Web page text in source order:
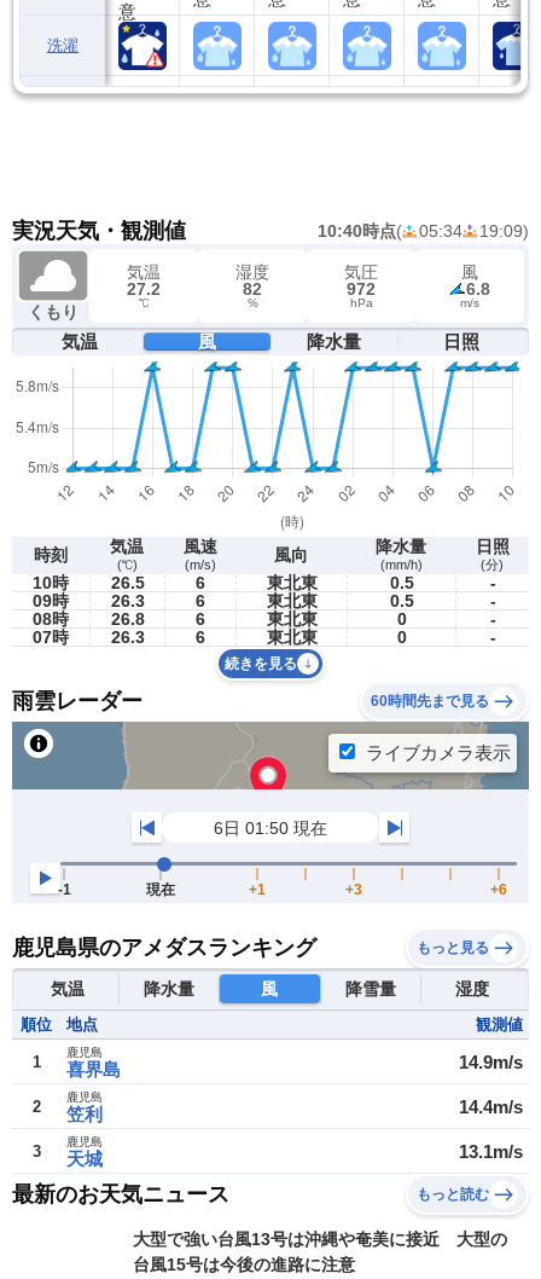
洗濯
実況天気・観測値 10:40時点( 05:34 19:09)
くもり
気温
27.2
℃
湿度
82
%
気圧
972
hPa
風
6.8
m/s
気温 風 降水量 日照
時刻 気温
(℃)
風速
(m/s) 風向 降水量
(mm/h)
日照
(分)
10時 26.5 6 東北東 0.5
-
09時
26.3 6 東北東 0.5
-
08時
26.8 6 東北東 0
-
07時
26.3 6 東北東 0 -
続きを見る
雨雲レーダー 60時間先まで見る
鹿児島県のアメダスランキング もっと見る
気温 降水量 風 降雪量 湿度
順位 地点 観測値
1 喜界島
鹿児島 14.9m/s
2 笠利
鹿児島 14.4m/s
3 天城
鹿児島 13.1m/s
最新のお天気ニュース もっと読む
大型で強い台風13号は沖縄や奄美に接近 大型の
台風15号は今後の進路に注意